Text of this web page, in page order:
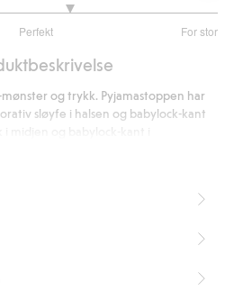
Perfekt For stor
og trykk. Pyjamastoppen har
sløyfe i halsen og babylock-kant
i størrelse S